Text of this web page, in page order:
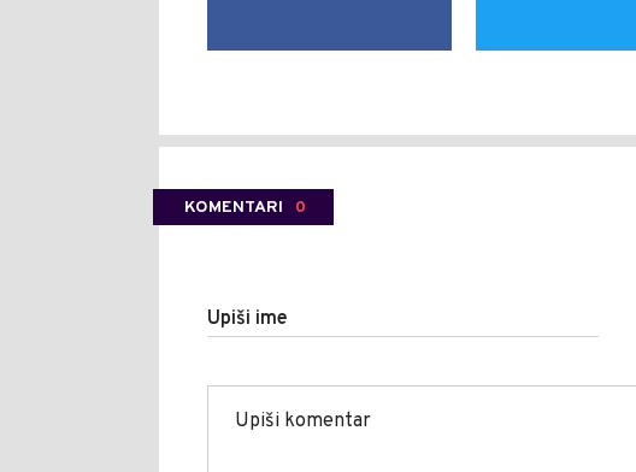
KOMENTARI 0
Upiši ime